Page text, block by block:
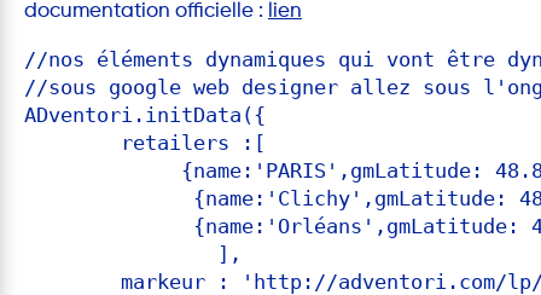
documentation officielle : lien
//nos éléments dynamiques qui vont être
//sous google web designer allez sous
ADventori.initData({
{name:'PARIS',gmLatitude:
{name:'Clichy',gmLatitude:
{name:'Orléans',gmLatitude:
markeur : 'http://adventori.com/